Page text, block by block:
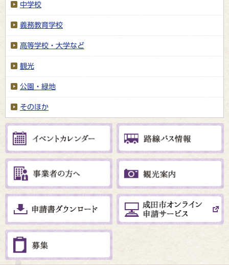
中学校
義務教育学校
高等学校・大学など
観光
公園・緑地
そのほか